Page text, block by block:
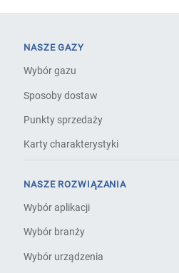
NASZE GAZY
Wybór gazu
Sposoby dostaw
Punkty sprzedaży
Karty charakterystyki
NASZE ROZWIĄZANIA
Wybór aplikacji
Wybór branży
Wybór urządzenia